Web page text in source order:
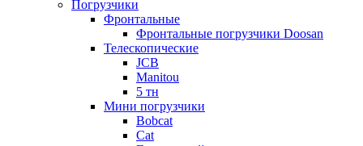
Погрузчики
Фронтальные
Фронтальные погрузчики Doosan
Телескопические
JCB
Manitou
5 тн
Мини погрузчики
Bobcat
Cat